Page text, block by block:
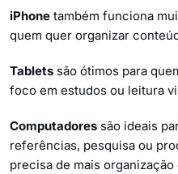
iPhone também funciona
quem quer organizar
Tablets são ótimos para
foco em estudos ou leitura
Computadores são ideais
referências, pesquisa ou
precisa de mais